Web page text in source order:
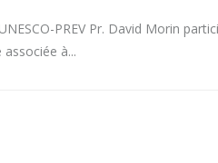
PREV Pr. David Morin
associée à